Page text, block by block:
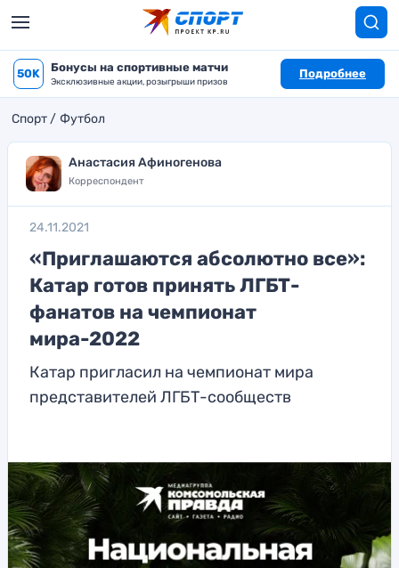
50K Бонусы на спортивные матчи
Эксклюзивные акции, розыгрыши призов
Подробнее
Спорт Футбол
Анастасия Афиногенова
Корреспондент
24.11.2021
«Приглашаются абсолютно все»:
Катар готов принять ЛГБТ-
фанатов на чемпионат
мира-2022
Катар пригласил на чемпионат мира
представителей ЛГБТ-сообществ